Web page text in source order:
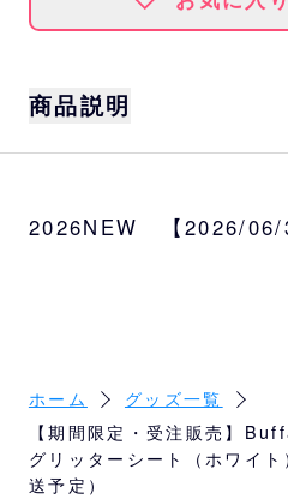
商品説明
ネーム＆ナンバーグリッ
川、曽谷、宮城、山岡、
林、廣岡、岩嵜、マチャ
8日（土）よりBs
す。
2026NEW 【2026/06/
ホーム
グッズ一覧
【期間限定・受注販売】
グリッターシート（ホワイ
送予定）